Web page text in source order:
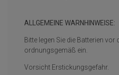
ALLGEMEINE WARNHINWEISE:
Bitte legen Sie die Batterien vor
ordnungsgemäß ein.
Vorsicht Erstickungsgefahr.